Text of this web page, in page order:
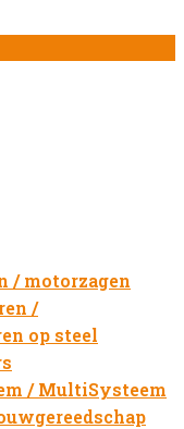
/ motorzagen
/
op steel
/ MultiSysteem